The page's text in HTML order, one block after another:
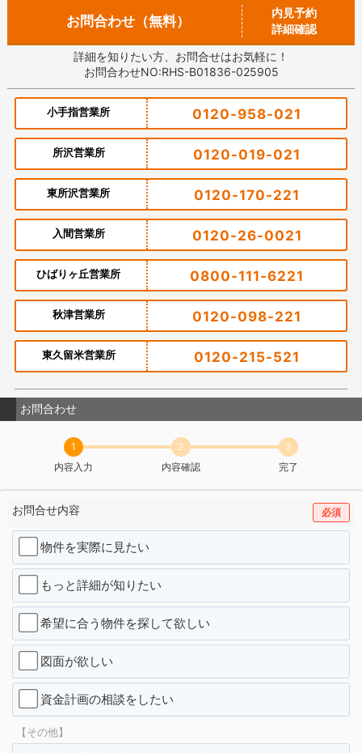
お問合わせ（無料）
内見予約
詳細確認
詳細を知りたい方、お問合せはお気軽に！
お問合わせNO:RHS-B01836-025905
小手指営業所 0120-958-021
所沢営業所 0120-019-021
東所沢営業所 0120-170-221
入間営業所 0120-26-0021
ひばりヶ丘営業所 0800-111-6221
秋津営業所 0120-098-221
東久留米営業所 0120-215-521
お問合わせ
1
内容入力
2
内容確認
3
完了
お問合せ内容 必須
物件を実際に見たい
もっと詳細が知りたい
希望に合う物件を探して欲しい
図面が欲しい
資金計画の相談をしたい
【その他】